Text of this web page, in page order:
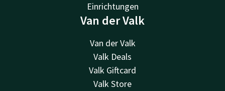
Einrichtungen
Van der Valk
Van der Valk
Valk Deals
Valk Giftcard
Valk Store